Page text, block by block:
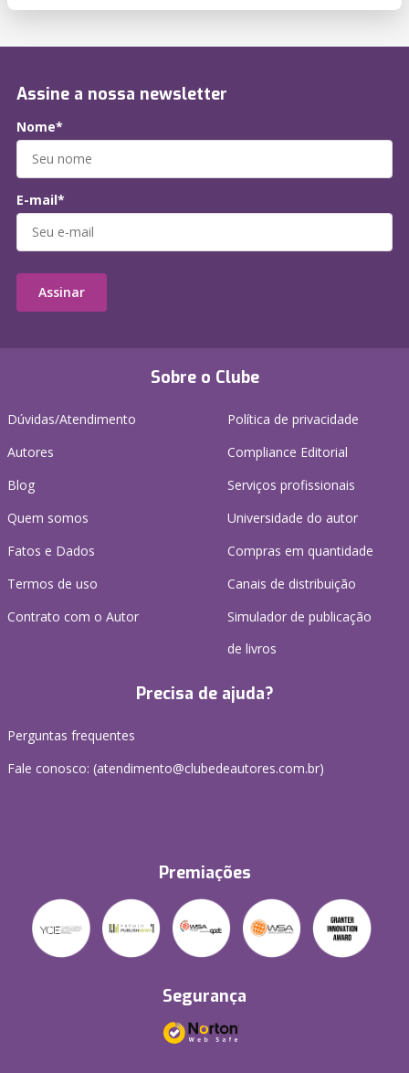
Sobre o Clube
Dúvidas/Atendimento
Autores
Blog
Quem somos
Fatos e Dados
Termos de uso
Contrato com o Autor
Política de privacidade
Compliance Editorial
Serviços profissionais
Universidade do autor
Compras em quantidade
Canais de distribuição
Simulador de publicação
de livros
Precisa de ajuda?
Perguntas frequentes
Fale conosco: (atendimento@clubedeautores.com.br)
Premiações
Segurança
Assine a nossa newsletter
Nome*
E-mail*
Assinar